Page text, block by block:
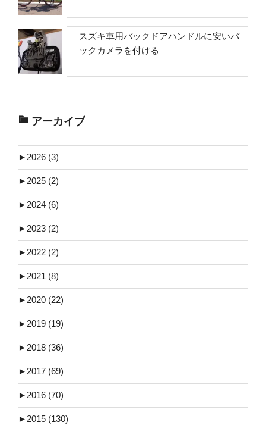
スズキ車用バックドアハンドルに安いバ
ックカメラを付ける
アーカイブ
►2026 (3)
►2025 (2)
►2024 (6)
►2023 (2)
►2022 (2)
►2021 (8)
►2020 (22)
►2019 (19)
►2018 (36)
►2017 (69)
►2016 (70)
►2015 (130)